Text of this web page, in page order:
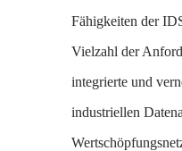
Fähigkeiten der
Vielzahl der
integrierte und
industriellen